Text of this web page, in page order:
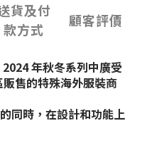
貨及付
款方式
顧客評價
年秋冬系列中廣受
售的特殊海外服裝商
同時，在設計和功能上